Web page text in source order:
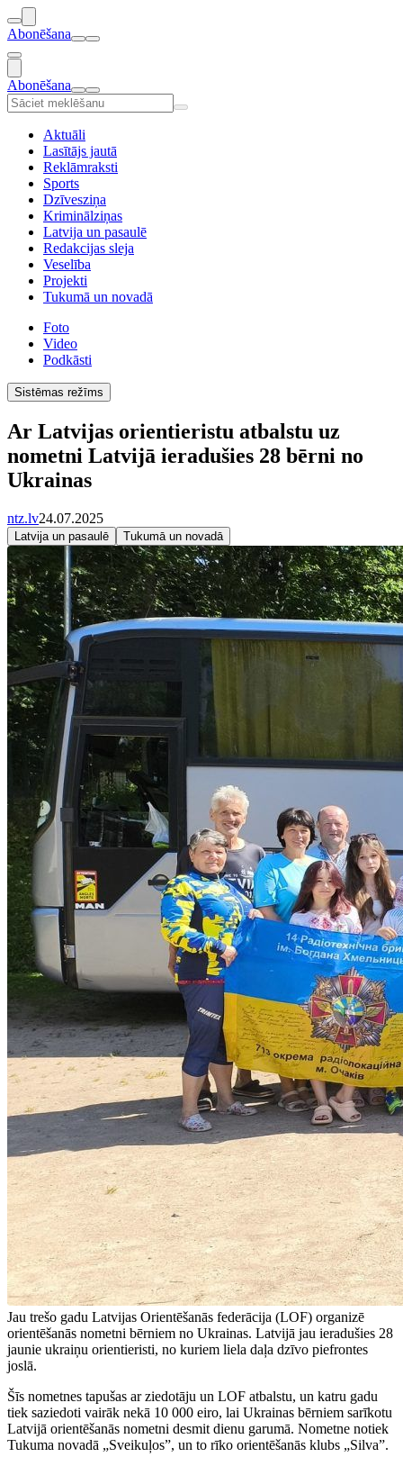
Abonēšana
Abonēšana
Aktuāli
Lasītājs jautā
Reklāmraksti
Sports
Dzīvesziņa
Kriminālziņas
Latvija un pasaulē
Redakcijas sleja
Veselība
Projekti
Tukumā un novadā
Foto
Video
Podkāsti
Sistēmas režīms
Ar Latvijas orientieristu atbalstu uz
nometni Latvijā ieradušies 28 bērni no
Ukrainas
ntz.lv24.07.2025
Latvija un pasaulē Tukumā un novadā
Jau trešo gadu Latvijas Orientēšanās federācija (LOF) organizē
orientēšanās nometni bērniem no Ukrainas. Latvijā jau ieradušies 28
jaunie ukraiņu orientieristi, no kuriem liela daļa dzīvo piefrontes
joslā.
Šīs nometnes tapušas ar ziedotāju un LOF atbalstu, un katru gadu
tiek saziedoti vairāk nekā 10 000 eiro, lai Ukrainas bērniem sarīkotu
Latvijā orientēšanās nometni desmit dienu garumā. Nometne notiek
Tukuma novadā „Sveikuļos”, un to rīko orientēšanās klubs „Silva”.